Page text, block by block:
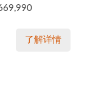
了解详情